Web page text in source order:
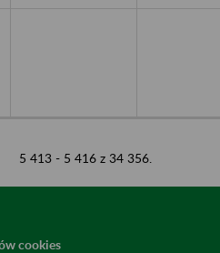
5 413 - 5 416 z 34 356.
cookies